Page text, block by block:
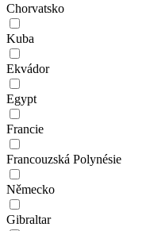
Chorvatsko
Kuba
Ekvádor
Egypt
Francie
Francouzská Polynésie
Německo
Gibraltar